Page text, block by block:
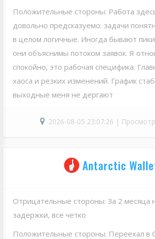
Положительные стороны: Работа
довольно предсказуемо: задачи
в целом логичные. Иногда бывают
они объяснимы потоком заявок. Я
спокойно, это рабочая специфика.
хаоса и резких изменений. График
выходные меня не дергают
2026-08-05 23:07:26 |
Antarctic
Отрицательные стороны: За 2 месяца
задержки, все четко
Положительные стороны: Переехал в